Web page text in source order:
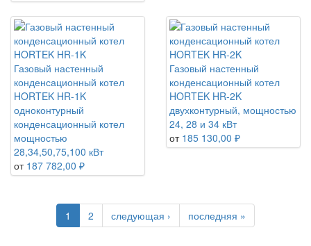
Газовый настенный
конденсационный котел
HORTEK HR-1K
одноконтурный
конденсационный котел
мощностью
28,34,50,75,100 кВт
от 187 782,00 ₽
Газовый настенный
конденсационный котел
HORTEK HR-2K
двухконтурный, мощностью
24, 28 и 34 кВт
от 185 130,00 ₽
1 2 следующая › последняя »